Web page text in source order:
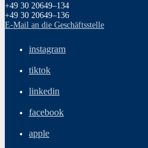
+49 30 20649–134
+49 30 20649–136
E‑Mail an die Geschäftsstelle
instagram
tiktok
linkedin
facebook
apple